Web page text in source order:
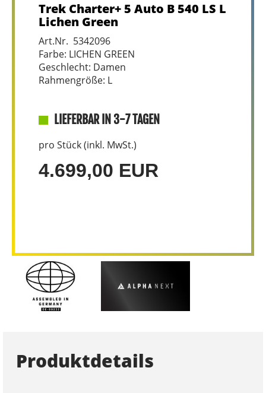
Trek Charter+ 5 Auto B 540 LS L
Lichen Green
Art.Nr. 5342096
Farbe: LICHEN GREEN
Geschlecht: Damen
Rahmengröße: L
LIEFERBAR IN 3-7 TAGEN
pro Stück (inkl. MwSt.)
4.699,00 EUR
Produktdetails